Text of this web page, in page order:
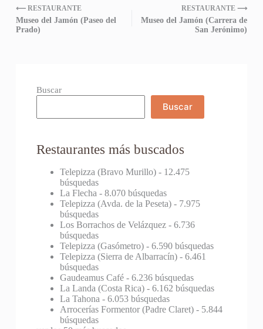
⟵ RESTAURANTE
Museo del Jamón (Paseo del
Prado)
RESTAURANTE ⟶
Museo del Jamón (Carrera de
San Jerónimo)
Buscar
Buscar
Restaurantes más buscados
Telepizza (Bravo Murillo)- 12.475
búsquedas
La Flecha - 8.070 búsquedas
Telepizza (Avda. de la Peseta)- 7.975
búsquedas
Los Borrachos de Velázquez- 6.736
búsquedas
Telepizza (Gasómetro)- 6.590 búsquedas
Telepizza (Sierra de Albarracín)- 6.461
búsquedas
Gaudeamus Café- 6.236 búsquedas
La Landa (Costa Rica)- 6.162 búsquedas
La Tahona - 6.053 búsquedas
Arrocerías Formentor (Padre Claret)- 5.844
búsquedas